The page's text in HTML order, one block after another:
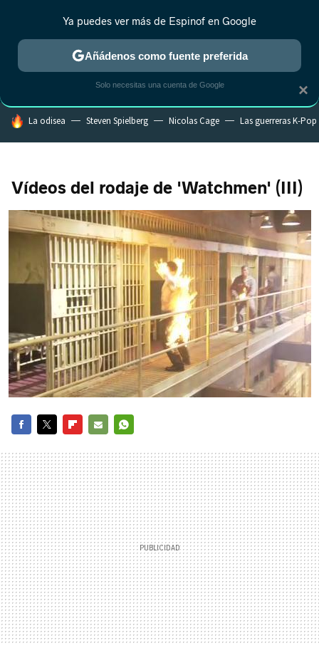
ESTRENOS REALITY ANIME RANKINGS CINE
HOY SE HABLA DE
La odisea Steven Spielberg Nicolas Cage Las guerreras K-Pop
Vídeos del rodaje de 'Watchmen' (III)
MAIL
×
Ya puedes ver más de Espinof en Google
Añádenos como fuente preferida
Solo necesitas una cuenta de Google